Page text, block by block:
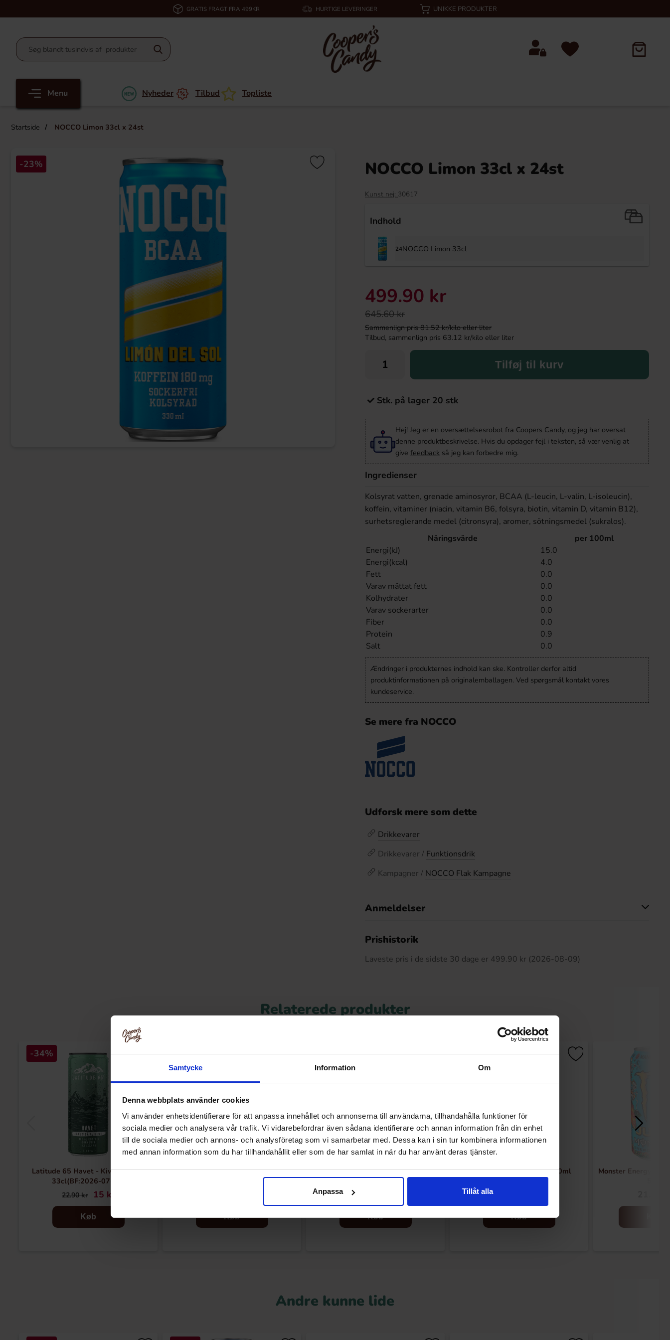
Samtycke Information Om
Denna webbplats använder cookies
Vi använder enhetsidentifierare för att anpassa innehållet och annonserna till användarna, tillhandahålla funktioner för
sociala medier och analysera vår trafik. Vi vidarebefordrar även sådana identifierare och annan information från din enhet
till de sociala medier och annons- och analysföretag som vi samarbetar med. Dessa kan i sin tur kombinera informationen
med annan information som du har tillhandahållit eller som de har samlat in när du har använt deras tjänster.
Anpassa Tillåt alla
GRATIS FRAGT FRA 499KR HURTIGE LEVERINGER UNIKKE PRODUKTER
Menu Nyheder Tilbud Topliste
Startside NOCCO Limon 33cl x 24st
-23% NOCCO Limon 33cl x 24st
Kunst nej: 30617
Indhold
24NOCCO Limon 33cl
499.90 kr
645.60 kr
Sammenlign pris 81.52 kr/kilo eller liter
Tilbud, sammenlign pris 63.12 kr/kilo eller liter
Tilføj til kurv
Stk. på lager 20 stk
Hej! Jeg er en oversættelsesrobot fra Coopers Candy, og jeg har oversat
denne produktbeskrivelse. Hvis du opdager fejl i teksten, så vær venlig at
give feedback så jeg kan forbedre mig.
Ingredienser
Kolsyrat vatten, grenade aminosyror, BCAA (L-leucin, L-valin, L-isoleucin),
koffein, vitaminer (niacin, vitamin B6, folsyra, biotin, vitamin D, vitamin B12),
surhetsreglerande medel (citronsyra), aromer, sötningsmedel (sukralos).
Näringsvärde
per 100ml
Energi(kJ)
15.0
Energi(kcal)
4.0
Fett
0.0
Varav mättat fett
0.0
Kolhydrater
0.0
Varav sockerarter
0.0
Fiber
0.0
Protein
0.9
Salt
0.0
Ændringer i produkternes indhold kan ske. Kontroller derfor altid
produktinformationen på originalemballagen. Ved spørgsmål kontakt vores
kundeservice.
Se mere fra NOCCO
Udforsk mere som dette
Drikkevarer
Drikkevarer / Funktionsdrik
Kampagner / NOCCO Flak Kampagne
Anmeldelser
Prishistorik
Laveste pris i de sidste 30 dage er 499.90 kr (2026-08-09)
Relaterede produkter
-34%
Latitude 65 Havet - Kiwi Krusbär
33cl(BF:2026-07-14)
22.90 kr 15 kr
Køb
NOCCO Electrolyte Blood Orange
Køb
Quick Milk - Vanilj 5-pack
Køb
-36%
Jardin Watermelon Ade 230ml
30.90 kr
Køb
Monster Energy
Andre kunne lide